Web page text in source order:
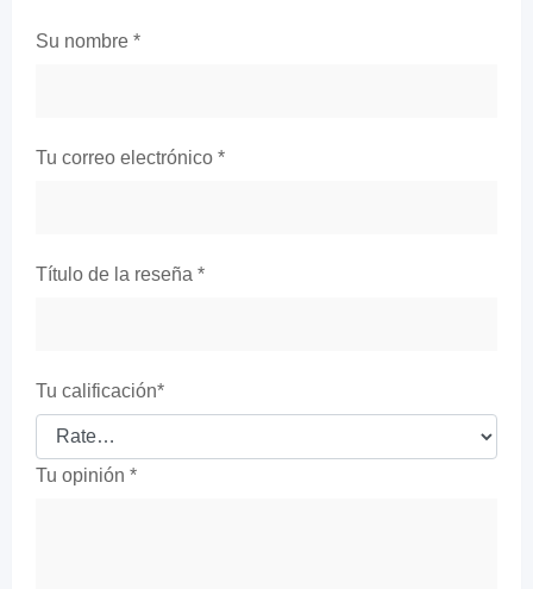
Su nombre *
Tu correo electrónico *
Título de la reseña *
Tu calificación*
Tu opinión *